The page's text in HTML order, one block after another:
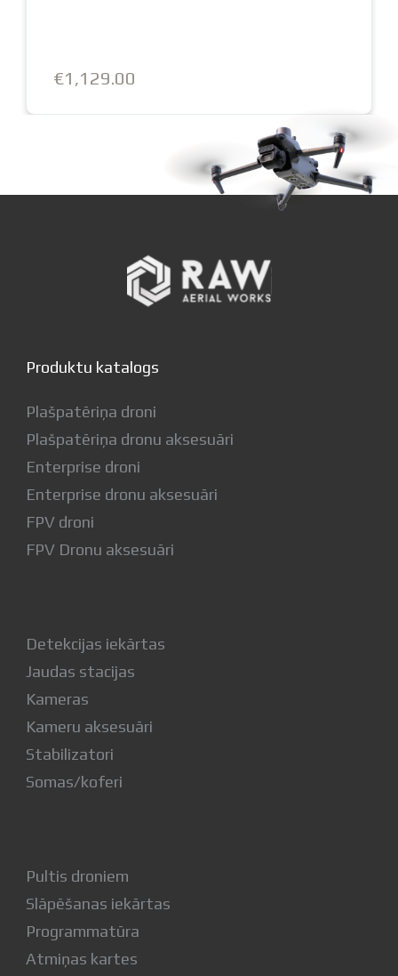
€1,129.00
Produktu katalogs
Plašpatēriņa droni
Plašpatēriņa dronu aksesuāri
Enterprise droni
Enterprise dronu aksesuāri
FPV droni
FPV Dronu aksesuāri
Detekcijas iekārtas
Jaudas stacijas
Kameras
Kameru aksesuāri
Stabilizatori
Somas/koferi
Pultis droniem
Slāpēšanas iekārtas
Programmatūra
Atmiņas kartes